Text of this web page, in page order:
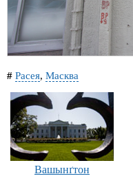
# Расея, Масква
Вашынґтон